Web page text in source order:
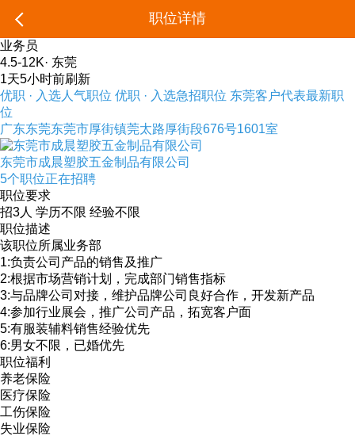
职位详情
业务员
4.5-12K· 东莞
1天5小时前刷新
优职 · 入选人气职位 优职 · 入选急招职位 东莞客户代表最新职
位
广东东莞东莞市厚街镇莞太路厚街段676号1601室
东莞市成晨塑胶五金制品有限公司
5个职位正在招聘
职位要求
招3人 学历不限 经验不限
职位描述
该职位所属业务部
1:负责公司产品的销售及推广
2:根据市场营销计划，完成部门销售指标
3:与品牌公司对接，维护品牌公司良好合作，开发新产品
4:参加行业展会，推广公司产品，拓宽客户面
5:有服装辅料销售经验优先
6:男女不限，已婚优先
职位福利
养老保险
医疗保险
工伤保险
失业保险